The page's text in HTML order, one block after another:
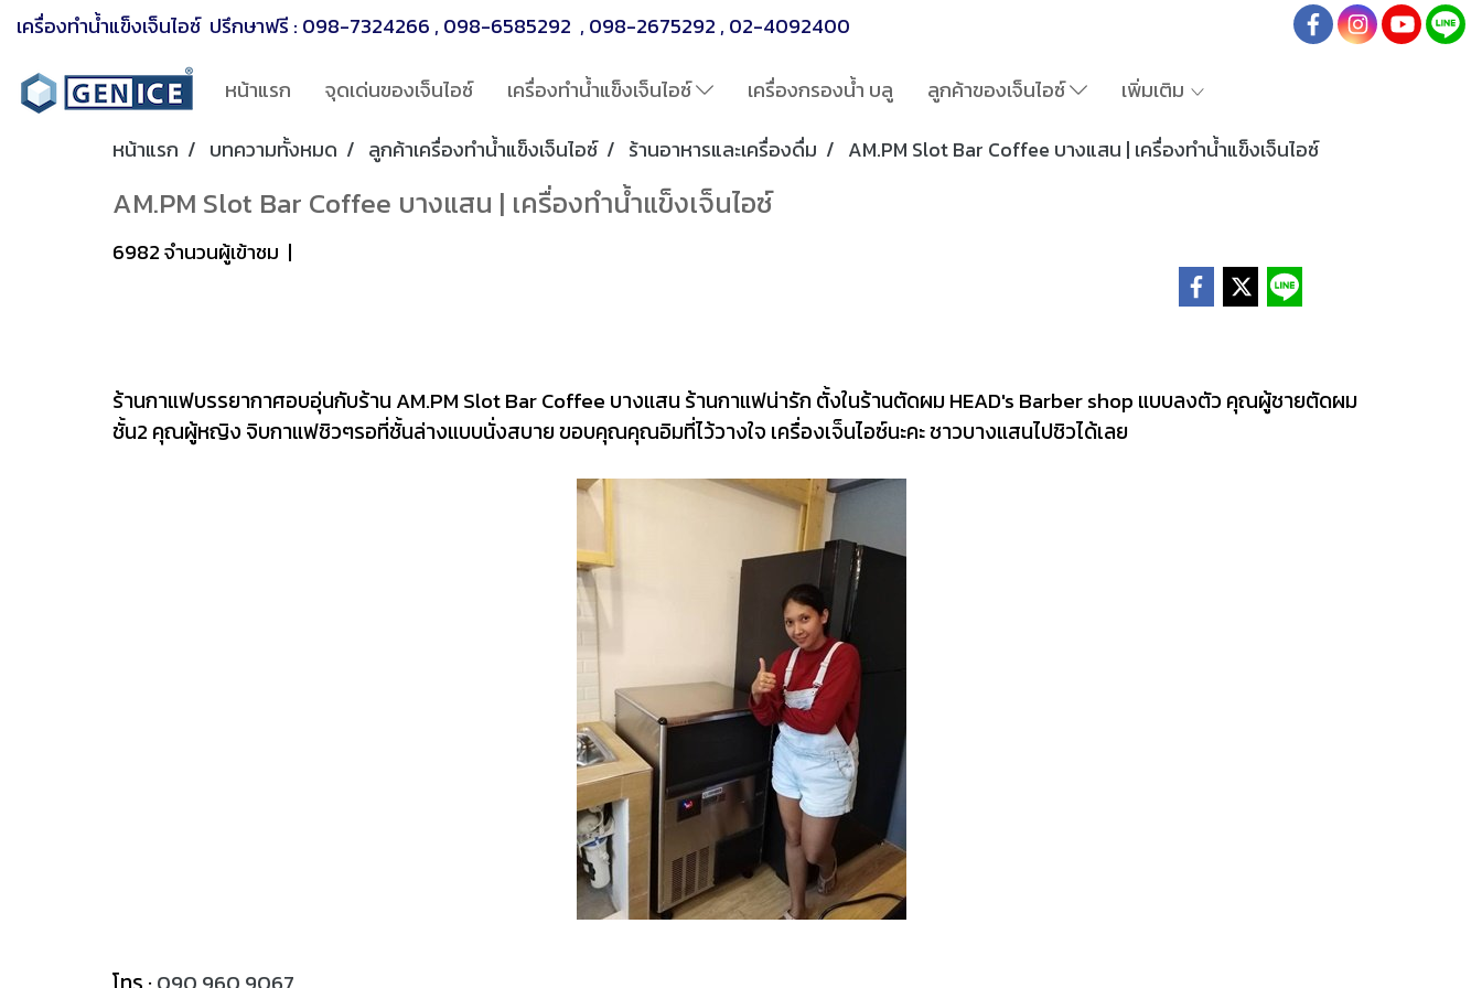
เครื่องทำน้ำแข็งเจ็นไอซ์ ปรึกษาฟรี : 098-7324266 , 098-6585292 , 098-2675292 , 02-4092400
หน้าแรก จุดเด่นของเจ็นไอซ์ เครื่องทำน้ำแข็งเจ็นไอซ์ เครื่องกรองน้ำ บลู ลูกค้าของเจ็นไอซ์
เพิ่มเติม
หน้าแรก
บทความทั้งหมด ลูกค้าเครื่องทำน้ำแข็งเจ็นไอซ์ ร้านอาหารและเครื่องดื่ม AM.PM Slot Bar Coffee บางแสน | เครื่องทำน้ำแข็งเจ็นไอซ์
AM.PM Slot Bar Coffee บางแสน | เครื่องทำน้ำแข็งเจ็นไอซ์
6982 จำนวนผู้เข้าชม |
ร้านกาแฟบรรยากาศอบอุ่นกับร้าน AM.PM Slot Bar Coffee บางแสน ร้านกาแฟน่ารัก ตั้งในร้านตัดผม HEAD's Barber shop แบบลงตัว คุณผู้ชายตัดผม
ชั้น2 คุณผู้หญิง จิบกาแฟชิวๆรอที่ชั้นล่างแบบนั่งสบาย ขอบคุณคุณอิมที่ไว้วางใจ เครื่องเจ็นไอซ์นะคะ ชาวบางแสนไปชิวได้เลย